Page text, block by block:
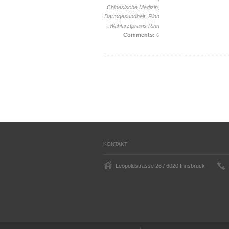
Chinesische Medizin
Darmgesundheit, Rinn
Wahlarztpraxis Rinn
Comments: 0
KONTAKT
Leopoldstrasse 26 / 6020 Innsbruck